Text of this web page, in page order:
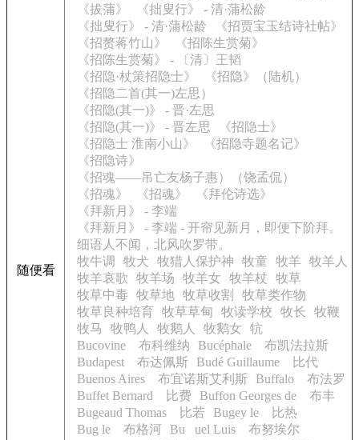
随便看
《拔蒲》
《拙叟行》 - 清·蒲松龄
《拙叟行》 - 清·蒲松龄
《招贾宝玉结诗社帖》
《招赘蒋竹山》
《招陈生赏菊》
《招陈生赏菊》 - 〔清〕王韬
《招隐·杖策招隐士》
《招隐》（陆机）
《招隐二首(其一)左思）
《招隐(其一)》 - 晋·左思
《招隐(其一)》 - 晋左思
《招隐士》
《招隐士 淮南小山》
《招隐寺题名记》
《招隐诗》
《招魂——吊亡友杨子惠）（饶孟侃）
《招魂》
《招魂》
《拜伦诗选》
《拜新月》 - 李端
《拜新月》 - 李端 - 开帘见新月，即便下阶拜。
细语人不闻，北风吹罗带。
牧牛调
牧犬 牧猎人保护神 牧童 牧羊 牧羊人
牧羊哀歌
牧羊场 牧羊女 牧羊杖
牧草
牧草中毒
牧草地 牧草收割
牧草类作物
牧草良种培育 牧草草甸 牧读学校 牧长
牧鞭
牧马
牧鸭人 牧鹅人 牧鹅女 牨
Bucovine 布科维纳
Bucéphale 布凯法拉斯
Budapest 布达佩斯
Budé Guillaume 比代
Buenos Aires 布宜诺斯艾利斯
Buffalo 布法罗
Buffet Bernard 比费
Buffon Georges de 布丰
Bugeaud Thomas 比若
Bugey le 比热
Bug le 布格河
Bu
uel Luis 布努埃尔